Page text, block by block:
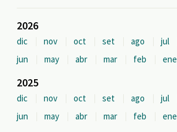
2026
dic nov oct set ago
jul
jun
may abr mar feb ene
2025
dic nov oct set ago
jul
jun
may abr mar feb ene